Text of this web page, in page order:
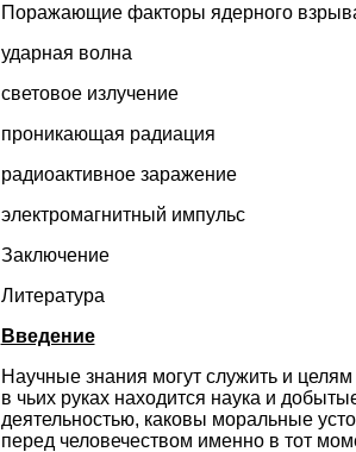
Поражающие факторы ядерного
ударная волна
световое излучение
проникающая радиация
радиоактивное заражение
электромагнитный импульс
Заключение
Литература
Введение
Научные знания могут служить и
в чьих руках находится наука и
деятельностью, каковы моральные
перед человечеством именно в тот